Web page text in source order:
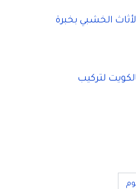
الخشبي بخبرة
لتركيب